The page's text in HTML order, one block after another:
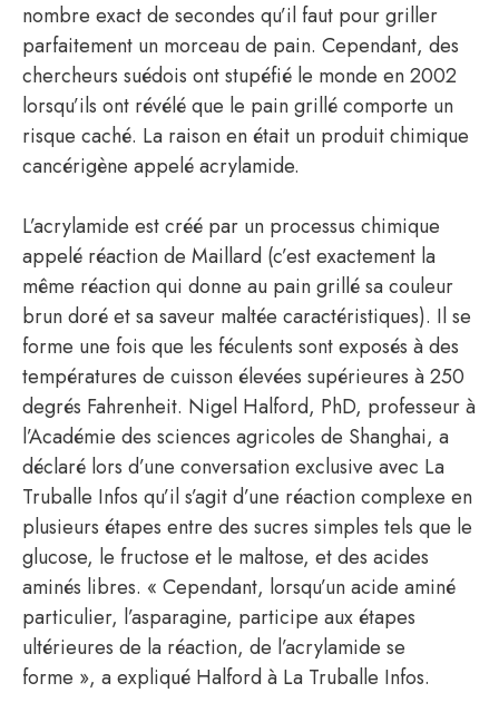
nombre exact de secondes qu’il faut pour griller
parfaitement un morceau de pain. Cependant, des
chercheurs suédois ont stupéfié le monde en 2002
lorsqu’ils ont révélé que le pain grillé comporte un
risque caché. La raison en était un produit chimique
cancérigène appelé acrylamide.
L’acrylamide est créé par un processus chimique
appelé réaction de Maillard (c’est exactement la
même réaction qui donne au pain grillé sa couleur
brun doré et sa saveur maltée caractéristiques). Il se
forme une fois que les féculents sont exposés à des
températures de cuisson élevées supérieures à 250
degrés Fahrenheit. Nigel Halford, PhD, professeur à
l’Académie des sciences agricoles de Shanghai, a
déclaré lors d’une conversation exclusive avec La
Truballe Infos qu’il s’agit d’une réaction complexe en
plusieurs étapes entre des sucres simples tels que le
glucose, le fructose et le maltose, et des acides
aminés libres. « Cependant, lorsqu’un acide aminé
particulier, l’asparagine, participe aux étapes
ultérieures de la réaction, de l’acrylamide se
forme », a expliqué Halford à La Truballe Infos.